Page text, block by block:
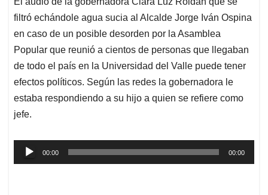
s
A
p
p
b
o
o
k
e
d
I
n
l
a
d
s
filtró echándole agua sucia al Alcalde Jorge Iván Ospina
en caso de un posible desorden por la Asamblea
Popular que reunió a cientos de personas que llegaban
de todo el país en la Universidad del Valle puede tener
efectos políticos. Según las redes la gobernadora le
estaba respondiendo a su hijo a quien se refiere como
jefe.
Reproductor
de
00:00 00:00